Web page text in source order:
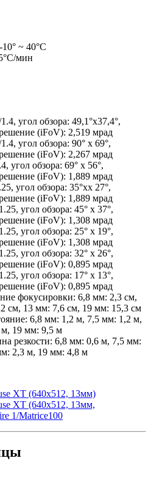
~ 40°C
мин
угол обзора: 49,1°x37,4°,
(iFoV): 2,519 мрад
угол обзора: 90° x 69°,
(iFoV): 2,267 мрад
угол обзора: 69° x 56°,
(iFoV): 1,889 мрад
угол обзора: 35°xx 27°,
(iFoV): 1,889 мрад
угол обзора: 45° x 37°,
(iFoV): 1,308 мрад
угол обзора: 25° x 19°,
(iFoV): 1,308 мрад
угол обзора: 32° x 26°,
(iFoV): 0,895 мрад
угол обзора: 17° x 13°,
(iFoV): 0,895 мрад
фокусировки: 6,8 мм: 2,3 см,
см, 13 мм: 7,6 см, 19 мм: 15,3 см
6,8 мм: 1,2 м, 7,5 мм: 1,2 м,
19 мм: 9,5 м
резкости: 6,8 мм: 0,6 м, 7,5 мм:
2,3 м, 19 мм: 4,8 м
XT (640x512, 13мм)
XT (640x512, 13мм,
1/Matrice100